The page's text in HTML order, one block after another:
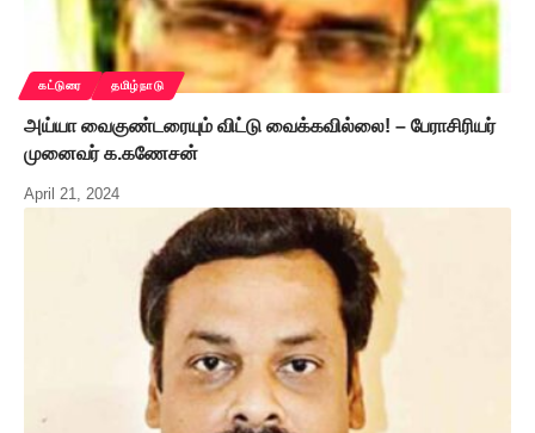
கட்டுரை தமிழ்நாடு
அய்யா வைகுண்டரையும் விட்டு வைக்கவில்லை! – பேராசிரியர்
முனைவர் க.கணேசன்
April 21, 2024